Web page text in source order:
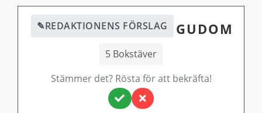
✎REDAKTIONENS FÖRSLAG GUDOM
5 Bokstäver
Stämmer det? Rösta för att bekräfta!